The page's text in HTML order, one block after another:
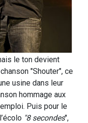
le ton devient
"Shouter", ce
usine dans leur
hommage aux
Puis pour le
"8 secondes",